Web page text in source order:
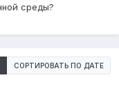
среды?
СОРТИРОВАТЬ ПО ДАТЕ